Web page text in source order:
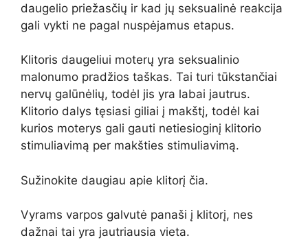
daugelio priežasčių ir kad jų seksualinė reakcija
gali vykti ne pagal nuspėjamus etapus.
Klitoris daugeliui moterų yra seksualinio
malonumo pradžios taškas. Tai turi tūkstančiai
nervų galūnėlių, todėl jis yra labai jautrus.
Klitorio dalys tęsiasi giliai į makštį, todėl kai
kurios moterys gali gauti netiesioginį klitorio
stimuliavimą per makšties stimuliavimą.
Sužinokite daugiau apie klitorį čia.
Vyrams varpos galvutė panaši į klitorį, nes
dažnai tai yra jautriausia vieta.